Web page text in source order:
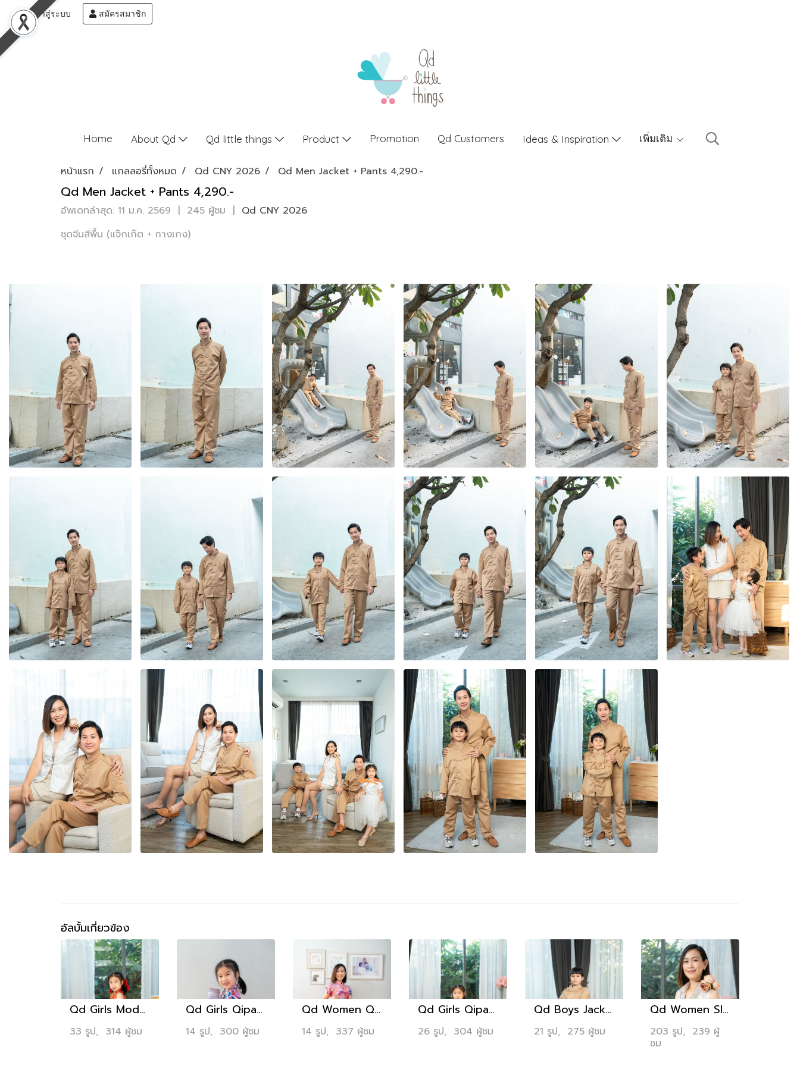
เข้าสู่ระบบ สมัครสมาชิก
Home About Qd Qd little things Product Promotion Qd Customers Ideas & Inspiration เพิ่มเติม
หน้าแรก แกลลอรี่ทั้งหมด Qd CNY 2026 Qd Men Jacket + Pants 4,290.-
Qd Men Jacket + Pants 4,290.-
อัพเดทล่าสุด: 11 ม.ค. 2569 | 245 ผู้ชม | Qd CNY 2026
ชุดจีนสีพื้น (แจ๊กเก๊ต + กางเกง)
อัลบั้มเกี่ยวข้อง
Qd Girls Modern Qipao 3,790.-
33 รูป, 314 ผู้ชม
Qd Girls Qipao 2,990.-
14 รูป, 300 ผู้ชม
Qd Women Qipao 4,290.-
14 รูป, 337 ผู้ชม
Qd Girls Qipao with Tutu 3,690.-
26 รูป, 304 ผู้ชม
Qd Boys Jacket + Pants 2,790.-
21 รูป, 275 ผู้ชม
Qd Women Sleeveless Top 3,790.-
203 รูป, 239 ผู้
ชม